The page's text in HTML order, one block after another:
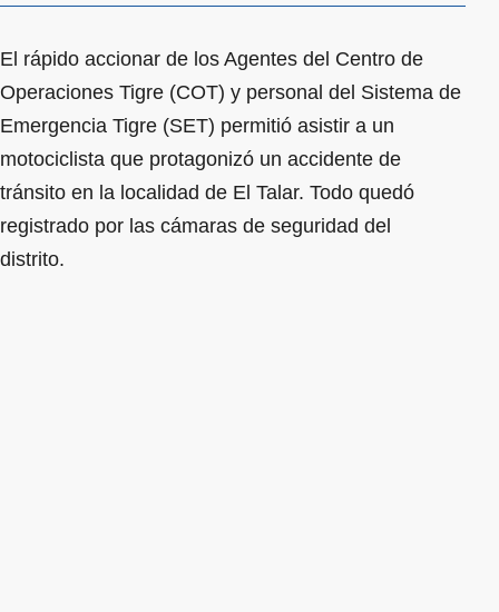
El rápido accionar de los Agentes del Centro de
Operaciones Tigre (COT) y personal del Sistema de
Emergencia Tigre (SET) permitió asistir a un
motociclista que protagonizó un accidente de
tránsito en la localidad de El Talar. Todo quedó
registrado por las cámaras de seguridad del
distrito.